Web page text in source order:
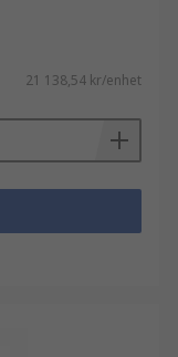
21 138,54 kr/enhet